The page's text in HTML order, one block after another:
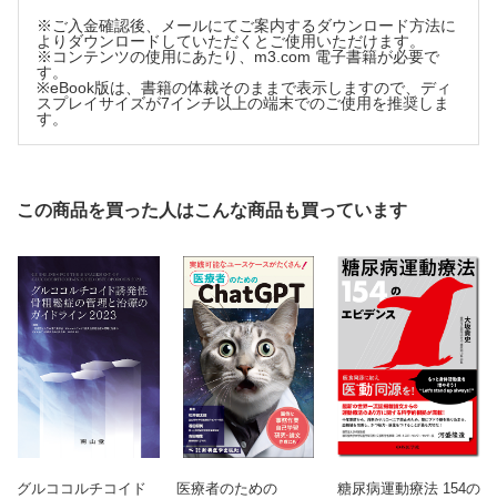
※ご入金確認後、メールにてご案内するダウンロード方法に
よりダウンロードしていただくとご使用いただけます。
※コンテンツの使用にあたり、m3.com 電子書籍が必要で
す。
※eBook版は、書籍の体裁そのままで表示しますので、ディ
スプレイサイズが7インチ以上の端末でのご使用を推奨しま
す。
この商品を買った人はこんな商品も買っています
グルココルチコイド
医療者のための
糖尿病運動療法 154の